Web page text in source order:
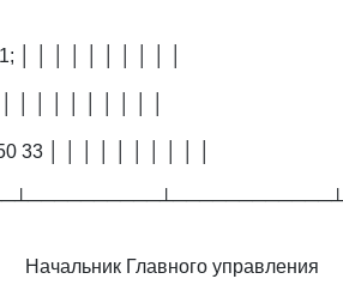
│ │ │ │ │ │ │ │ │ │
│ │ │ │ │ │ │ │ │
33 │ │ │ │ │ │ │ │ │ │
Начальник Главного управления